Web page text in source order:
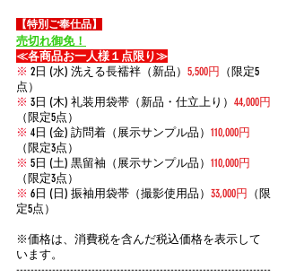
【特別ご奉仕品】
売切れ御免！
≪各商品お一人様１点限り≫
※ 2日 (水) 洗える長襦袢（新品） 5,500円 （限定5
点）
※ 3日 (木) 礼装用袋帯（新品・仕立上り） 44,000円
（限定5点）
※ 4日 (金) 訪問着（展示サンプル品） 110,000円
（限定3点）
※ 5日 (土) 黒留袖（展示サンプル品） 110,000円
（限定3点）
※ 6日 (日) 振袖用袋帯（撮影使用品） 33,000円 （限
定5点）
​※価格は、消費税を含んだ税込価格を表示して
います。
-----------------------------------------------------------------------